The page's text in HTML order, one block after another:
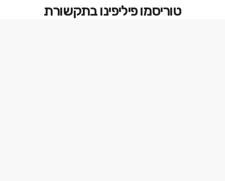
טוריסמו פיליפינו בתקשורת